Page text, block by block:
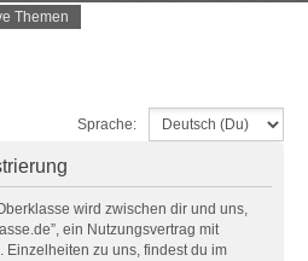
Themen
Sprache:
wird zwischen dir und uns,
ein Nutzungsvertrag mit
zu uns, findest du im